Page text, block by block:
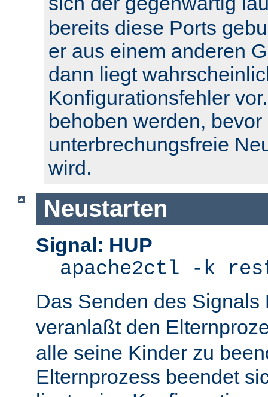
bereits diese Ports
er aus einem anderen
dann liegt
Konfigurationsfehler
behoben werden, bevor
unterbrechungsfreie
wird.
Neustarten
Signal: HUP
apache2ctl -k
Das Senden des Signals
veranlaßt den
alle seine Kinder zu
Elternprozess beendet